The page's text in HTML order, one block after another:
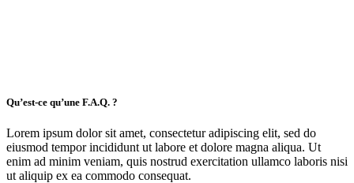
Qu’est-ce qu’une F.A.Q. ?
Lorem ipsum dolor sit amet, consectetur adipiscing elit, sed do
eiusmod tempor incididunt ut labore et dolore magna aliqua. Ut
enim ad minim veniam, quis nostrud exercitation ullamco laboris nisi
ut aliquip ex ea commodo consequat.